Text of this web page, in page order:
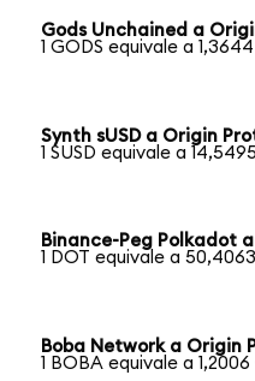
Gods Unchained a
1 GODS equivale a
Synth sUSD a Origin
1 SUSD equivale a
Binance-Peg Polkadot
1 DOT equivale a
Boba Network a Origin
1 BOBA equivale a